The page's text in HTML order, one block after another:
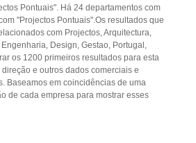
Pontuais". Há 24 departamentos com
"Projectos Pontuais".Os resultados que
com Projectos, Arquitectura,
Design, Gestao, Portugal,
os 1200 primeiros resultados para esta
e outros dados comerciais e
Baseamos em coincidências de uma
de cada empresa para mostrar esses